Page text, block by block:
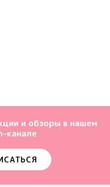
и обзоры в нашем
канале